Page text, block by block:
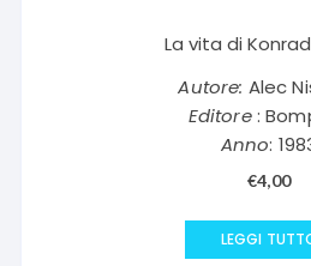
La vita di
Autore: Alec
Editore:
Anno:
€4,00
LEGGI